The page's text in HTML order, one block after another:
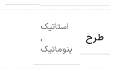
طرح
استاتیک
,
پنوماتیک